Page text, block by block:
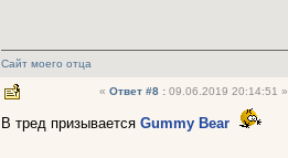
Сайт моего отца
« Ответ #8 : 09.06.2019 20:14:51 »
В тред призывается Gummy Bear